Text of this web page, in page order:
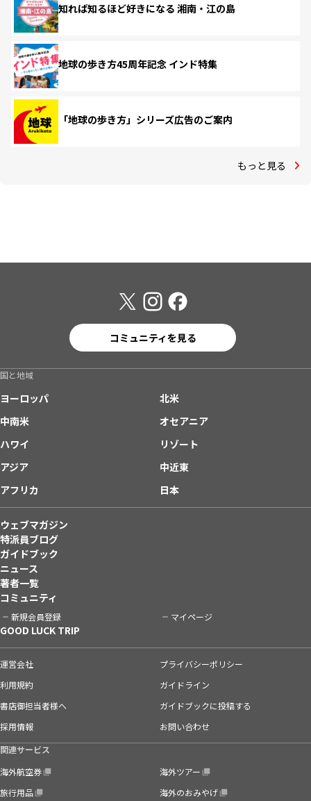
知れば知るほど好きになる 湘南・江の島
地球の歩き方45周年記念 インド特集
「地球の歩き方」シリーズ広告のご案内
もっと見る
コミュニティを見る
国と地域
ヨーロッパ
北米
中南米
オセアニア
ハワイ
リゾート
アジア
中近東
アフリカ
日本
ウェブマガジン
特派員ブログ
ガイドブック
ニュース
著者一覧
コミュニティ
新規会員登録 マイページ
GOOD LUCK TRIP
運営会社
プライバシーポリシー
利用規約
ガイドライン
書店御担当者様へ
ガイドブックに投稿する
採用情報
お問い合わせ
関連サービス
海外航空券
海外ツアー
旅行用品
海外のおみやげ